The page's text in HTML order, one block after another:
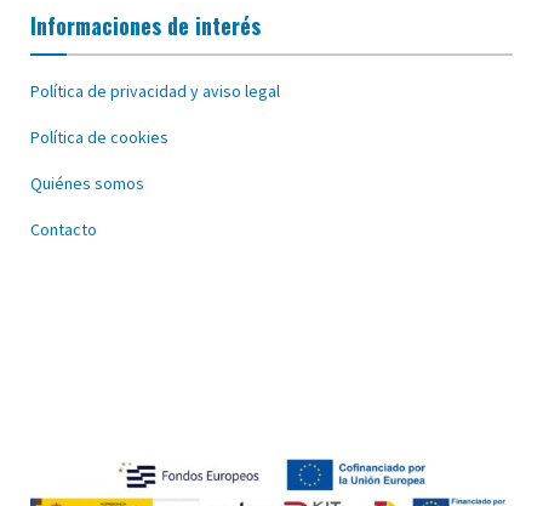
Informaciones de interés
Política de privacidad y aviso legal
Política de cookies
Quiénes somos
Contacto